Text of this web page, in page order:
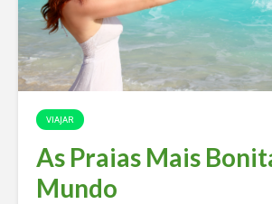
VIAJAR
As Praias Mais
Mundo